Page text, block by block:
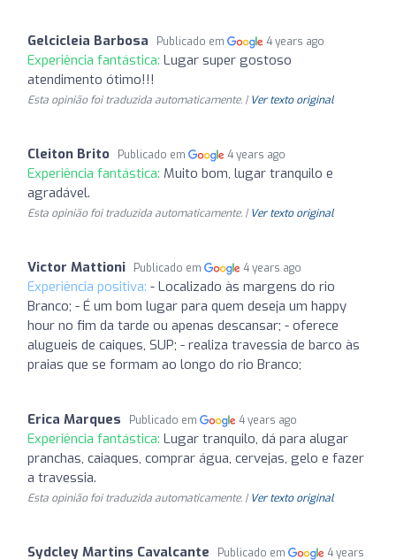
Gelcicleia Barbosa Publicado em 4 years ago
Experiência fantástica: Lugar super gostoso
atendimento ótimo!!!
Esta opinião foi traduzida automaticamente. | Ver texto original
Cleiton Brito Publicado em 4 years ago
Experiência fantástica: Muito bom, lugar tranquilo e
agradável.
Esta opinião foi traduzida automaticamente. | Ver texto original
Victor Mattioni Publicado em 4 years ago
Experiência positiva: - Localizado às margens do rio
Branco; - É um bom lugar para quem deseja um happy
hour no fim da tarde ou apenas descansar; - oferece
alugueis de caiques, SUP; - realiza travessia de barco às
praias que se formam ao longo do rio Branco;
Erica Marques Publicado em 4 years ago
Experiência fantástica: Lugar tranquilo, dá para alugar
pranchas, caiaques, comprar água, cervejas, gelo e fazer
a travessia.
Esta opinião foi traduzida automaticamente. | Ver texto original
Sydcley Martins Cavalcante Publicado em
4 years